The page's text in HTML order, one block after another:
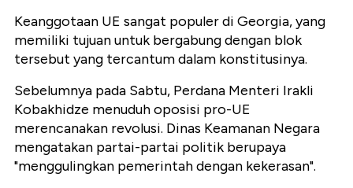
Keanggotaan UE sangat populer di Georgia, yang
memiliki tujuan untuk bergabung dengan blok
tersebut yang tercantum dalam konstitusinya.
Sebelumnya pada Sabtu, Perdana Menteri Irakli
Kobakhidze menuduh oposisi pro-UE
merencanakan revolusi. Dinas Keamanan Negara
mengatakan partai-partai politik berupaya
"menggulingkan pemerintah dengan kekerasan".